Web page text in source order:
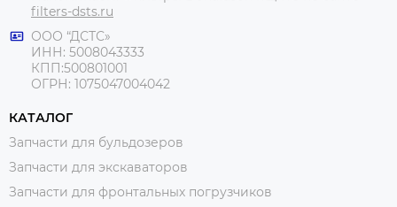
filters-dsts.ru
ООО “ДСТС»
ИНН: 5008043333
КПП:500801001
ОГРН: 1075047004042
КАТАЛОГ
Запчасти для бульдозеров
Запчасти для экскаваторов
Запчасти для фронтальных погрузчиков